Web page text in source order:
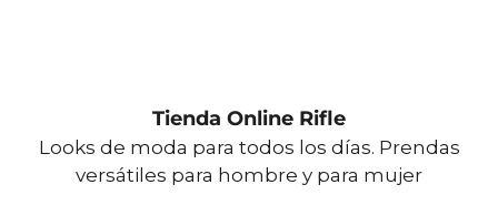
Tienda Online Rifle
Looks de moda para todos los días. Prendas
versátiles para hombre y para mujer